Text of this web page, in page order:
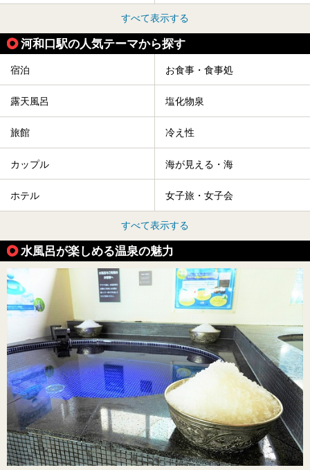
すべて表示する
河和口駅の人気テーマから探す
宿泊 お食事・食事処
露天風呂 塩化物泉
旅館 冷え性
カップル 海が見える・海
ホテル 女子旅・女子会
すべて表示する
水風呂が楽しめる温泉の魅力